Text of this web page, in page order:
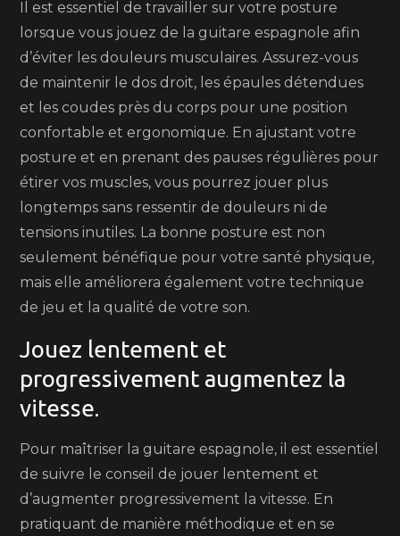
Il est essentiel de travailler sur votre posture
lorsque vous jouez de la guitare espagnole afin
d’éviter les douleurs musculaires. Assurez-vous
de maintenir le dos droit, les épaules détendues
et les coudes près du corps pour une position
confortable et ergonomique. En ajustant votre
posture et en prenant des pauses régulières pour
étirer vos muscles, vous pourrez jouer plus
longtemps sans ressentir de douleurs ni de
tensions inutiles. La bonne posture est non
seulement bénéfique pour votre santé physique,
mais elle améliorera également votre technique
de jeu et la qualité de votre son.
Jouez lentement et
progressivement augmentez la
vitesse.
Pour maîtriser la guitare espagnole, il est essentiel
de suivre le conseil de jouer lentement et
d’augmenter progressivement la vitesse. En
pratiquant de manière méthodique et en se